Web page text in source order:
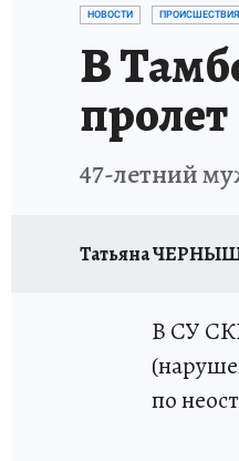
НОВОСТИ ПРОИСШЕСТВИЯ
В
пролет
47-летний
Татьяна
В СУ
по